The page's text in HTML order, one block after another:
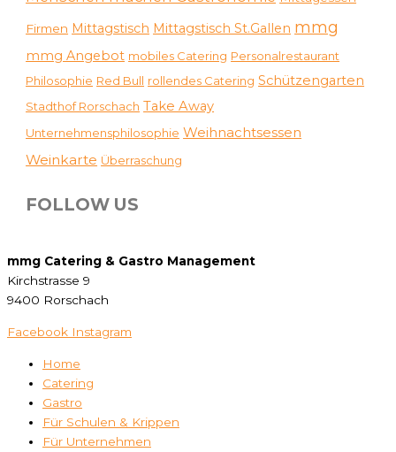
Firmen Mittagstisch Mittagstisch St.Gallen mmg
mmg Angebot mobiles Catering Personalrestaurant
Philosophie Red Bull rollendes Catering Schützengarten
Stadthof Rorschach Take Away
Unternehmensphilosophie Weihnachtsessen
Weinkarte Überraschung
FOLLOW US
mmg Catering & Gastro Management
Kirchstrasse 9
9400 Rorschach
Facebook Instagram
Home
Catering
Gastro
Für Schulen & Krippen
Für Unternehmen